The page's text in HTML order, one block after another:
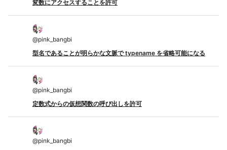
変数にアクセスすることを許可
@pink_bangbi
型名であることが明らかな文脈で typename を省略可能になる
@pink_bangbi
定数式からの仮想関数の呼び出しを許可
@pink_bangbi